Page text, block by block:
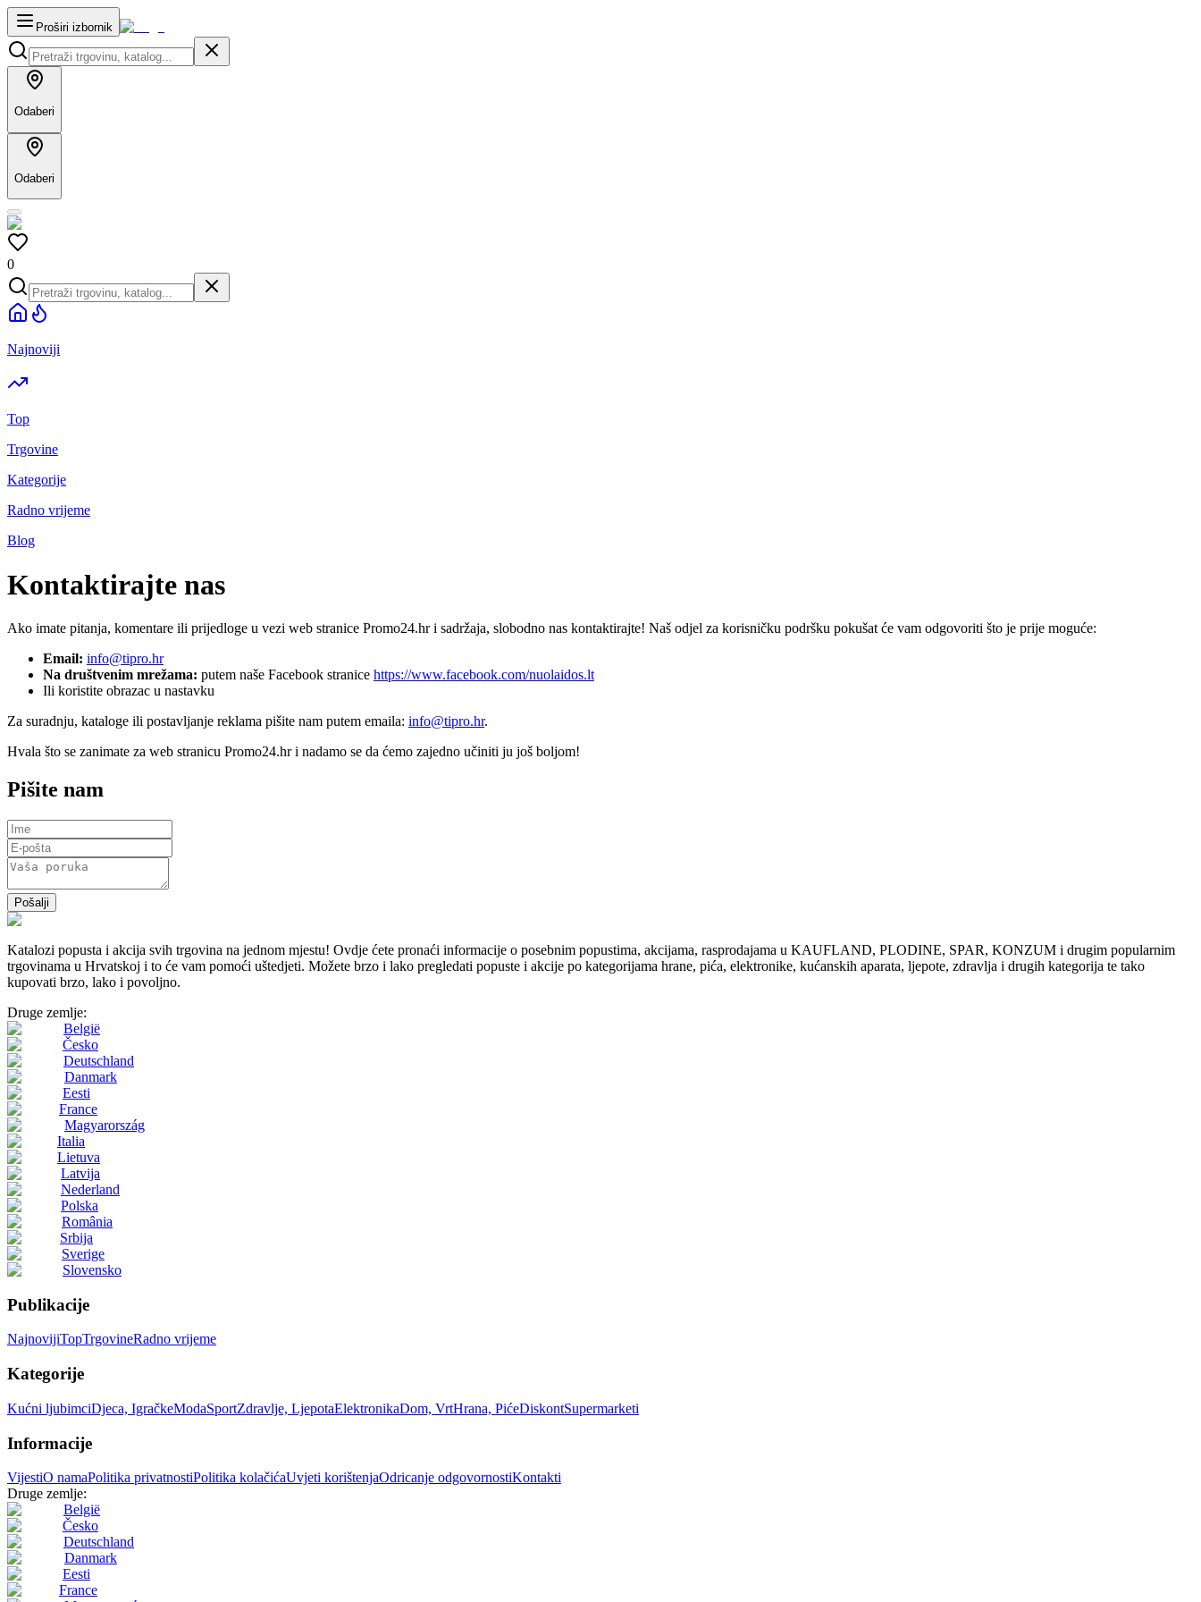
Proširi izbornik
Odaberi
Odaberi
0
Najnoviji
Top
Trgovine
Kategorije
Radno vrijeme
Blog
Kontaktirajte nas
Ako imate pitanja, komentare ili prijedloge u vezi web stranice Promo24.hr i sadržaja, slobodno nas kontaktirajte! Naš odjel za korisničku podršku pokušat će vam odgovoriti što je prije moguće:
Email: info@tipro.hr
Na društvenim mrežama: putem naše Facebook stranice https://www.facebook.com/nuolaidos.lt
Ili koristite obrazac u nastavku
Za suradnju, kataloge ili postavljanje reklama pišite nam putem emaila: info@tipro.hr.
Hvala što se zanimate za web stranicu Promo24.hr i nadamo se da ćemo zajedno učiniti ju još boljom!
Pišite nam
Pošalji
Katalozi popusta i akcija svih trgovina na jednom mjestu! Ovdje ćete pronaći informacije o posebnim popustima, akcijama, rasprodajama u KAUFLAND, PLODINE, SPAR, KONZUM i drugim popularnim
trgovinama u Hrvatskoj i to će vam pomoći uštedjeti. Možete brzo i lako pregledati popuste i akcije po kategorijama hrane, pića, elektronike, kućanskih aparata, ljepote, zdravlja i drugih kategorija te tako
kupovati brzo, lako i povoljno.
Druge zemlje:
België
Česko
Deutschland
Danmark
Eesti
France
Magyarország
Italia
Lietuva
Latvija
Nederland
Polska
România
Srbija
Sverige
Slovensko
Publikacije
NajnovijiTopTrgovineRadno vrijeme
Kategorije
Kućni ljubimciDjeca, IgračkeModaSportZdravlje, LjepotaElektronikaDom, VrtHrana, PićeDiskontSupermarketi
Informacije
VijestiO namaPolitika privatnostiPolitika kolačićaUvjeti korištenjaOdricanje odgovornostiKontakti
Druge zemlje:
België
Česko
Deutschland
Danmark
Eesti
France